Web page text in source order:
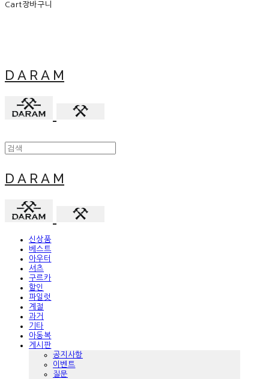
Cart장바구니
D A R A M
D A R A M
신상품
베스트
아우터
셔츠
구르카
할인
파일럿
계절
과거
기타
아동복
게시판
공지사항
이벤트
질문